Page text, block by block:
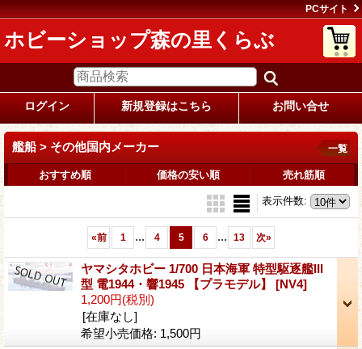
PCサイト
ホビーショップ森の里くらぶ
ログイン 新規登録はこちら お問い合せ
艦船 > その他国内メーカー 一覧
おすすめ順 価格の安い順 売れ筋順
表示件数:
«前 1 ... 4 5 6 ... 13 次»
ヤマシタホビー 1/700 日本海軍 特型駆逐艦III
型 電1944・響1945 【プラモデル】 [NV4]
1,200円(税別)
[在庫なし]
希望小売価格: 1,500円